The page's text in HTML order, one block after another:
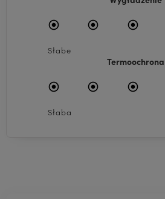
Słabe
Termoochrona
Słaba